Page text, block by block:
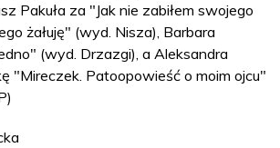
Pakuła za "Jak nie zabiłem swojego
żałuję" (wyd. Nisza), Barbara
(wyd. Drzazgi), a Aleksandra
"Mireczek. Patoopowieść o moim ojcu"